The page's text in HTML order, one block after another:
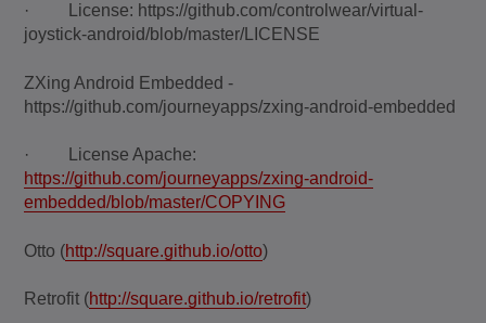
· License: https://github.com/controlwear/virtual-
joystick-android/blob/master/LICENSE
ZXing Android Embedded -
https://github.com/journeyapps/zxing-android-embedded
· License Apache:
https://github.com/journeyapps/zxing-android-
embedded/blob/master/COPYING
Otto (http://square.github.io/otto)
Retrofit (http://square.github.io/retrofit)